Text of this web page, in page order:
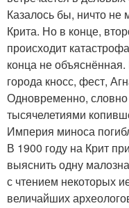
Казалось бы, ничто не
Крита. Но в конце,
происходит
конца не
города кносс, фест,
Одновременно,
тысячелетиями
Империя миноса
В 1900 году на Крит
выяснить одну
с чтением некоторых
величайших